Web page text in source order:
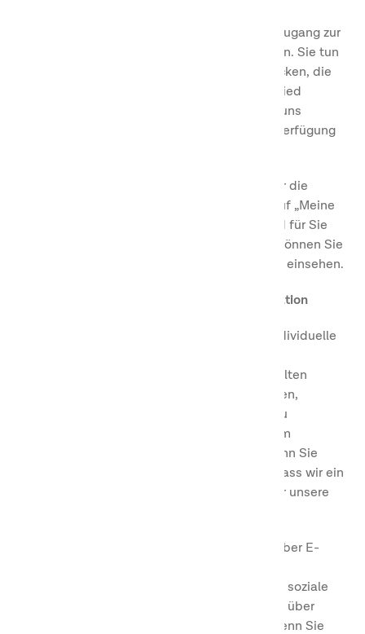
Sie müssen ein Konto bei uns erstellen, um Zugang zur
Mitgliedschaft im First Camp Club zu erhalten. Sie tun
dies indem Sie auf den Link in der E-Mail klicken, die
Sie von uns nach Ihrer Registrierung als Mitglied
erhalten. Sie verpflichten sich in jedem Fall, uns
genaue und vollständige Informationen zur Verfügung
Wenn Sie sich in Ihrem Konto anmelden, über die
Website oder die App, erhalten Sie Zugriff auf „Meine
Seiten“ mit einem personalisierten Inhalt und für Sie
spezifischen Vorteilen und Angeboten. Dort können Sie
auch Ihre Buchungen und Ihr Bonusguthaben einsehen.
Vergünstigungen, Angebote und Kommunikation
Als First Camp Club-Mitglied erhalten Sie individuelle
ausgewählten Mitgliederangeboten. Sie erhalten
darüber hinaus kundenspezifische Nachrichten,
Empfehlungen, Inspirationen, Einladungen zu
Veranstaltungen und verschiedene Vorteile im
Zusammenhang mit Ihrer Mitgliedschaft. Wenn Sie
Mitglied bei uns sind, gehen wir davon aus dass wir ein
berechtigtes Interesse daran haben, Sie über unsere
Unsere Kommunikation erfolgt in der Regel über E-
Kommunikation, einschließlich Werbung über soziale
Medien durch Cookies (z.B. Facebook), sowie über
Printmedien wie Zeitschriften oder Briefe. Wenn Sie